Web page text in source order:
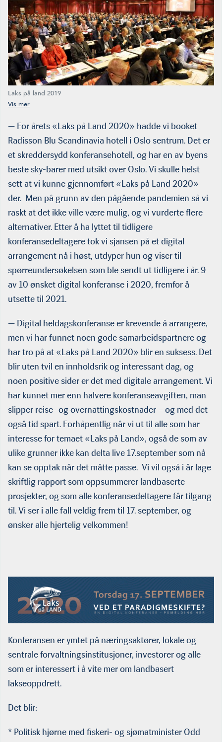
Laks på land 2019
— For årets «Laks på Land 2020» hadde vi booket
Radisson Blu Scandinavia hotell i Oslo sentrum. Det er
et skreddersydd konferansehotell, og har en av byens
beste sky-barer med utsikt over Oslo. Vi skulle helst
sett at vi kunne gjennomført «Laks på Land 2020»
der. Men på grunn av den pågående pandemien så vi
raskt at det ikke ville være mulig, og vi vurderte flere
alternativer. Etter å ha lyttet til tidligere
konferansedeltagere tok vi sjansen på et digital
arrangement nå i høst, utdyper hun og viser til
spørreundersøkelsen som ble sendt ut tidligere i år. 9
av 10 ønsket digital konferanse i 2020, fremfor å
utsette til 2021.
— Digital heldagskonferanse er krevende å arrangere,
men vi har funnet noen gode samarbeidspartnere og
har tro på at «Laks på Land 2020» blir en suksess. Det
blir uten tvil en innholdsrik og interessant dag, og
noen positive sider er det med digitale arrangement. Vi
har kunnet mer enn halvere konferanseavgiften, man
slipper reise- og overnattingskostnader – og med det
også tid spart. Forhåpentlig når vi ut til alle som har
interesse for temaet «Laks på Land», også de som av
ulike grunner ikke kan delta live 17.september som nå
kan se opptak når det måtte passe. Vi vil også i år lage
skriftlig rapport som oppsummerer landbaserte
prosjekter, og som alle konferansedeltagere får tilgang
til. Vi ser i alle fall veldig frem til 17. september, og
ønsker alle hjertelig velkommen!
Konferansen er ymtet på næringsaktører, lokale og
sentrale forvaltningsinstitusjoner, investorer og alle
som er interessert i å vite mer om landbasert
lakseoppdrett.
Det blir:
* Politisk hjørne med fiskeri- og sjømatminister Odd